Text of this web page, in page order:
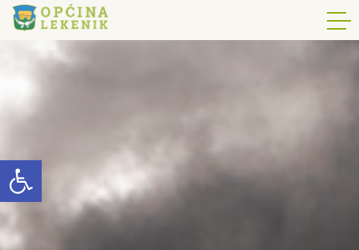
Open toolbar